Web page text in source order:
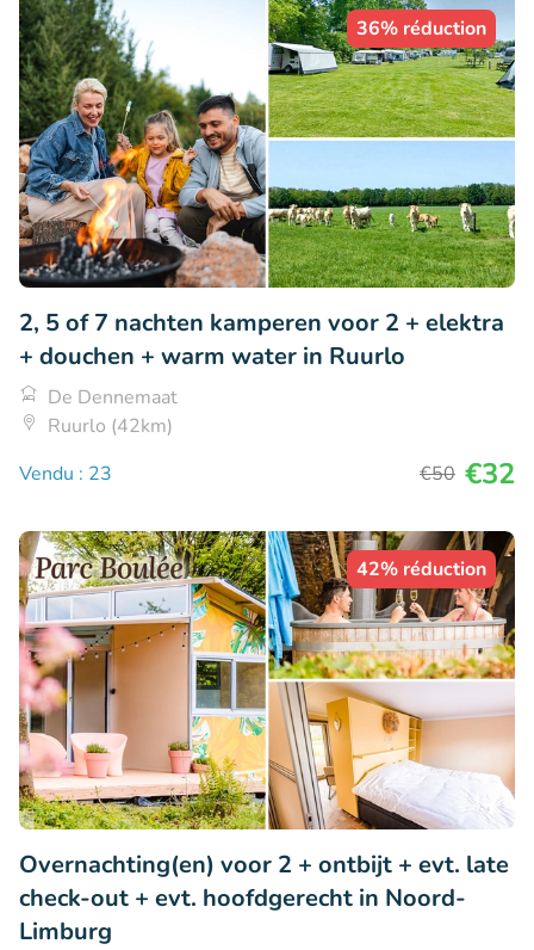
36% réduction
2, 5 of 7 nachten kamperen voor 2 + elektra
+ douchen + warm water in Ruurlo
De Dennemaat
Ruurlo (42km)
Vendu : 23
€50 €32
42% réduction
Overnachting(en) voor 2 + ontbijt + evt. late
check-out + evt. hoofdgerecht in Noord-
Limburg